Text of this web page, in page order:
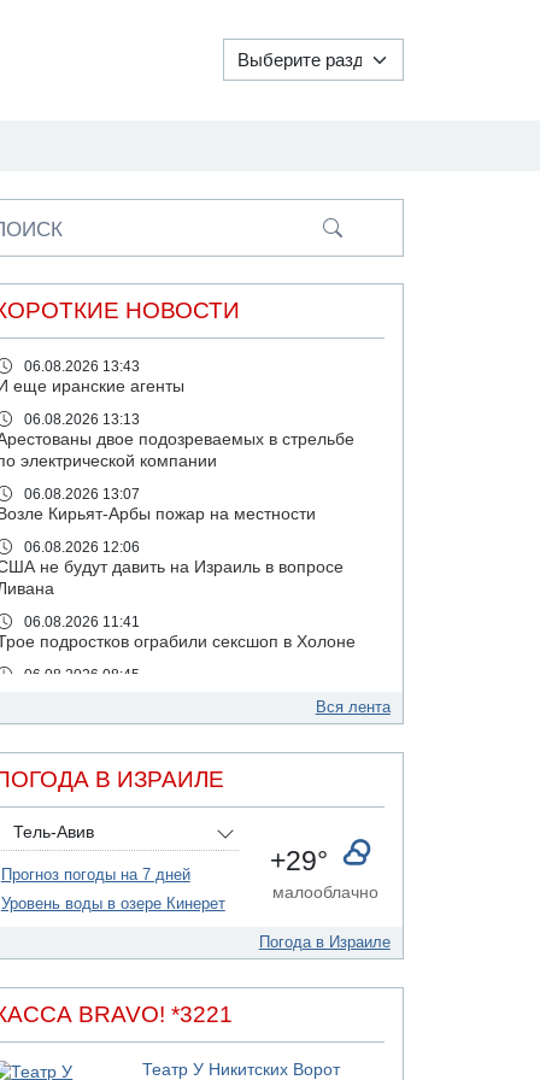
НОВОСТИ
06.08.2026 13:43
И еще иранские агенты
06.08.2026 13:13
двое подозреваемых в стрельбе
электрической компании
06.08.2026 13:07
Возле Кирьят-Арбы пожар на местности
06.08.2026 12:06
не будут давить на Израиль в вопросе
06.08.2026 11:41
подростков ограбили сексшоп в Холоне
06.08.2026 08:45
06.08.2026 08:11
атака на российский НПЗ
05.08.2026 18:30
противоракетной обороны "Хец"
05.08.2026 18:28
МАДА призывает израильтян срочно сдавать
кровь
Бывший посол Израиля в ООН Гилад Эрдан
партии
05.08.2026 13:49
севере Израиля на берег выбросило тело
Вся лента
В ИЗРАИЛЕ
Тель-Авив
Прогноз погоды на 7 дней
Уровень воды в озере Кинерет
+29°
малооблачно
Погода в Израиле
BRAVO! *3221
Театр У Никитских Ворот